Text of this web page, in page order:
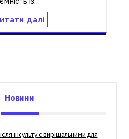
далі
Новини
інсульту є вирішальними для